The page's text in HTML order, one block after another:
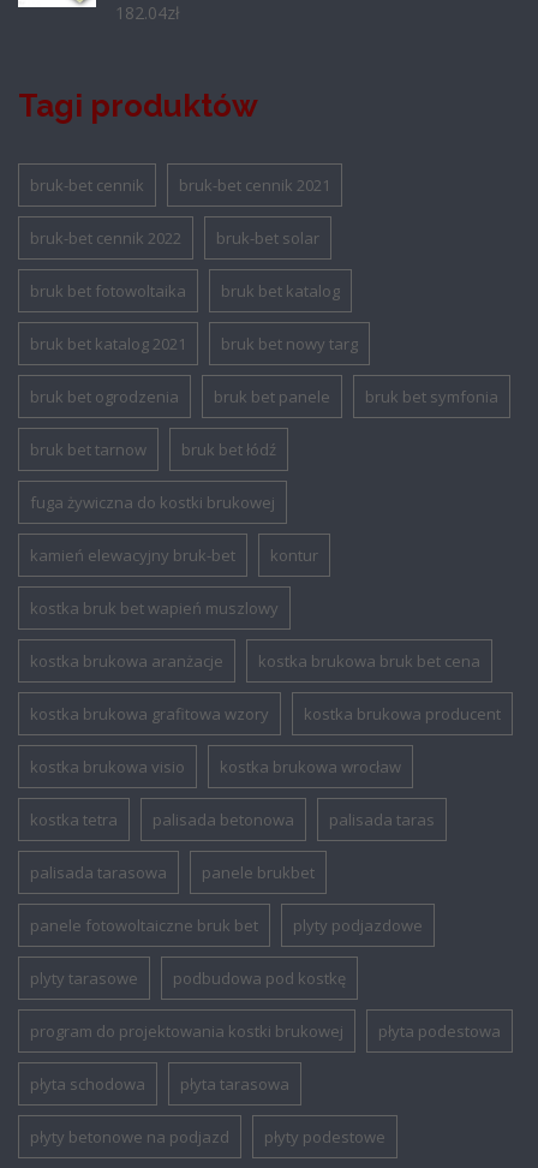
182.04zł
Tagi produktów
bruk-bet cennik bruk-bet cennik 2021
bruk-bet cennik 2022 bruk-bet solar
bruk bet fotowoltaika bruk bet katalog
bruk bet katalog 2021 bruk bet nowy targ
bruk bet ogrodzenia bruk bet panele bruk bet symfonia
bruk bet tarnow bruk bet łódź
fuga żywiczna do kostki brukowej
kamień elewacyjny bruk-bet kontur
kostka bruk bet wapień muszlowy
kostka brukowa aranżacje kostka brukowa bruk bet cena
kostka brukowa grafitowa wzory kostka brukowa producent
kostka brukowa visio kostka brukowa wrocław
kostka tetra palisada betonowa palisada taras
palisada tarasowa panele brukbet
panele fotowoltaiczne bruk bet plyty podjazdowe
plyty tarasowe podbudowa pod kostkę
program do projektowania kostki brukowej płyta podestowa
płyta schodowa płyta tarasowa
płyty betonowe na podjazd płyty podestowe